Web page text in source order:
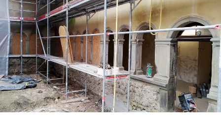
Bauchemie o rozsiahle poskytnutie informácií uložených
k Vašej osobe. Podľa čl. 17 DSGVO - Základného
nariadenia o ochrane údajov môžete od nás kedykoľvek
vyžadovať opravu, vymazanie a zablokovanie
jednotlivých osobných údajov.